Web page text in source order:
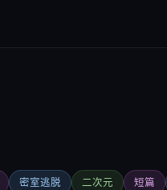
密室逃脱 二次元 短篇